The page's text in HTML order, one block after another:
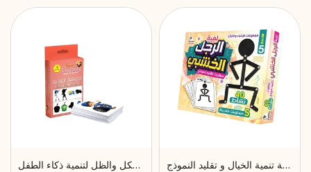
لعبة مطابقة الشكل والظل لتنمية ذكاء الطفل
الرجل الخشبي المتحرك - وسيلة تنمية الخيال و تقليد النموذج